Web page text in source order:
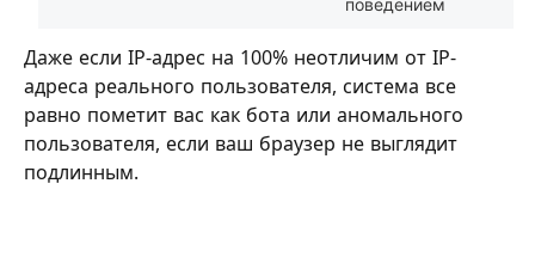
Даже если IP-адрес на 100% неотличим от IP-
адреса реального пользователя, система все
равно пометит вас как бота или аномального
пользователя, если ваш браузер не выглядит
подлинным.